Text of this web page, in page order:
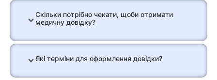
Скільки потрібно чекати, щоби отримати
медичну довідку?
Які терміни для оформлення довідки?